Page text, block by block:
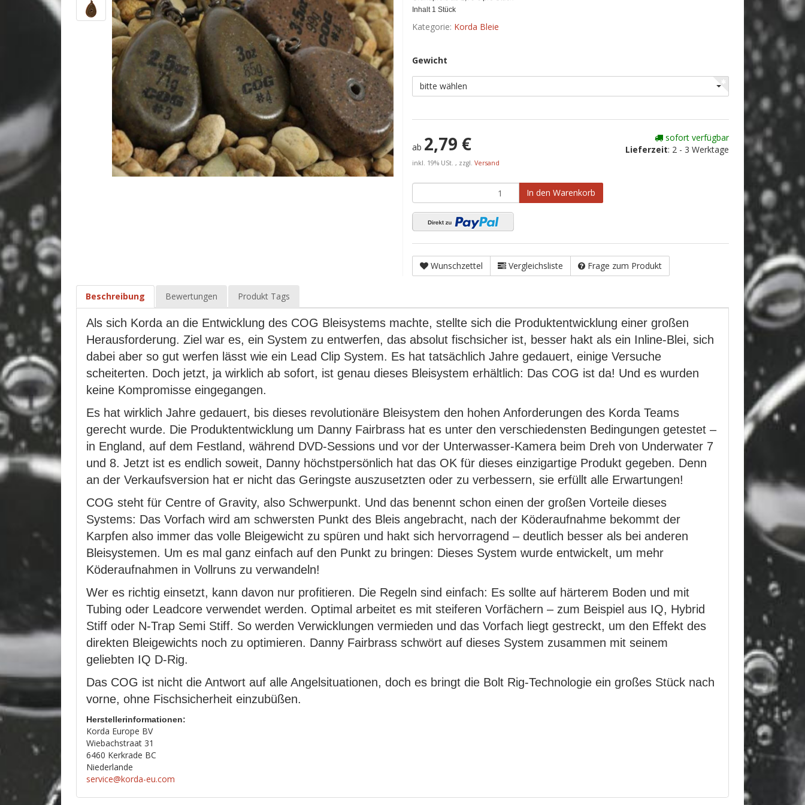
Inhalt 1 Stück
Kategorie: Korda Bleie
Gewicht
bitte wählen
ab 2,79 €
inkl. 19% USt. , zzgl. Versand
sofort verfügbar
Lieferzeit: 2 - 3 Werktage
In den Warenkorb
Wunschzettel Vergleichsliste Frage zum Produkt
Beschreibung Bewertungen Produkt Tags
Als sich Korda an die Entwicklung des COG Bleisystems machte, stellte sich die Produktentwicklung einer großen
Herausforderung. Ziel war es, ein System zu entwerfen, das absolut fischsicher ist, besser hakt als ein Inline-Blei, sich
dabei aber so gut werfen lässt wie ein Lead Clip System. Es hat tatsächlich Jahre gedauert, einige Versuche
scheiterten. Doch jetzt, ja wirklich ab sofort, ist genau dieses Bleisystem erhältlich: Das COG ist da! Und es wurden
keine Kompromisse eingegangen.
Es hat wirklich Jahre gedauert, bis dieses revolutionäre Bleisystem den hohen Anforderungen des Korda Teams
gerecht wurde. Die Produktentwicklung um Danny Fairbrass hat es unter den verschiedensten Bedingungen getestet –
in England, auf dem Festland, während DVD-Sessions und vor der Unterwasser-Kamera beim Dreh von Underwater 7
und 8. Jetzt ist es endlich soweit, Danny höchstpersönlich hat das OK für dieses einzigartige Produkt gegeben. Denn
an der Verkaufsversion hat er nicht das Geringste auszusetzten oder zu verbessern, sie erfüllt alle Erwartungen!
COG steht für Centre of Gravity, also Schwerpunkt. Und das benennt schon einen der großen Vorteile dieses
Systems: Das Vorfach wird am schwersten Punkt des Bleis angebracht, nach der Köderaufnahme bekommt der
Karpfen also immer das volle Bleigewicht zu spüren und hakt sich hervorragend – deutlich besser als bei anderen
Bleisystemen. Um es mal ganz einfach auf den Punkt zu bringen: Dieses System wurde entwickelt, um mehr
Köderaufnahmen in Vollruns zu verwandeln!
Wer es richtig einsetzt, kann davon nur profitieren. Die Regeln sind einfach: Es sollte auf härterem Boden und mit
Tubing oder Leadcore verwendet werden. Optimal arbeitet es mit steiferen Vorfächern – zum Beispiel aus IQ, Hybrid
Stiff oder N-Trap Semi Stiff. So werden Verwicklungen vermieden und das Vorfach liegt gestreckt, um den Effekt des
direkten Bleigewichts noch zu optimieren. Danny Fairbrass schwört auf dieses System zusammen mit seinem
geliebten IQ D-Rig.
Das COG ist nicht die Antwort auf alle Angelsituationen, doch es bringt die Bolt Rig-Technologie ein großes Stück nach
vorne, ohne Fischsicherheit einzubüßen.
Herstellerinformationen:
Korda Europe BV
Wiebachstraat 31
6460 Kerkrade BC
Niederlande
service@korda-eu.com